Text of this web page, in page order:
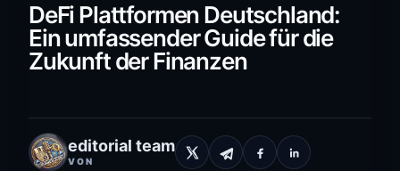
DeFi Plattformen Deutschland:
Ein umfassender Guide für die
Zukunft der Finanzen
editorial team
VON